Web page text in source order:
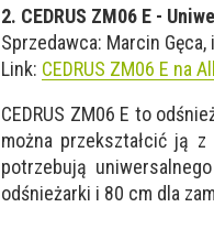
2. CEDRUS ZM06 E -
Sprzedawca: Marcin
Link: CEDRUS ZM06 E na
CEDRUS ZM06 E to
można przekształcić ją
potrzebują
odśnieżarki i 80 cm dla